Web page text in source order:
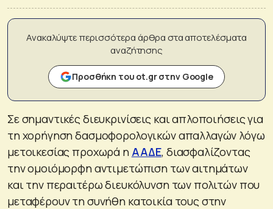
Ανακαλύψτε περισσότερα άρθρα στα αποτελέσματα
αναζήτησης
Προσθήκη του ot.gr στην Google
Σε σημαντικές διευκρινίσεις και απλοποιήσεις για
τη χορήγηση δασμοφορολογικών απαλλαγών λόγω
μετοικεσίας προχωρά η ΑΑΔΕ, διασφαλίζοντας
την ομοιόμορφη αντιμετώπιση των αιτημάτων
και την περαιτέρω διευκόλυνση των πολιτών που
μεταφέρουν τη συνήθη κατοικία τους στην